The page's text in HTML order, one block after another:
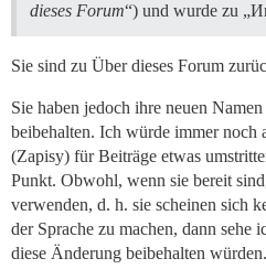
dieses Forum“) und wurde zu
Sie sind zu Über dieses Forum
Sie haben jedoch ihre neuen
beibehalten. Ich würde immer noch
(Zapisy) für Beiträge etwas
Punkt. Obwohl, wenn sie bereit
verwenden, d. h. sie scheinen sich
der Sprache zu machen, dann sehe
diese Änderung beibehalten würden.